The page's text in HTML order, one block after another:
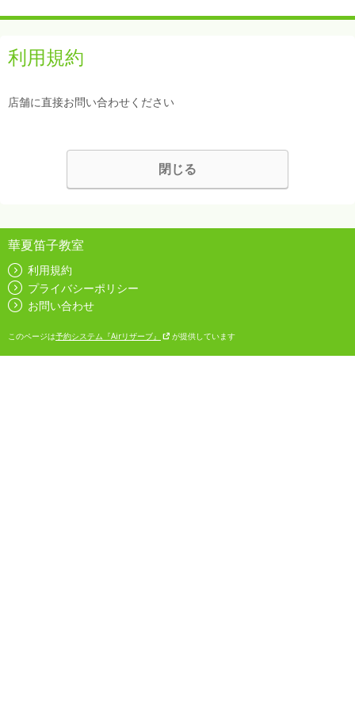
利用規約
店舗に直接お問い合わせください
閉じる
華夏笛子教室
利用規約
プライバシーポリシー
お問い合わせ
このページは予約システム『Airリザーブ』 が提供しています